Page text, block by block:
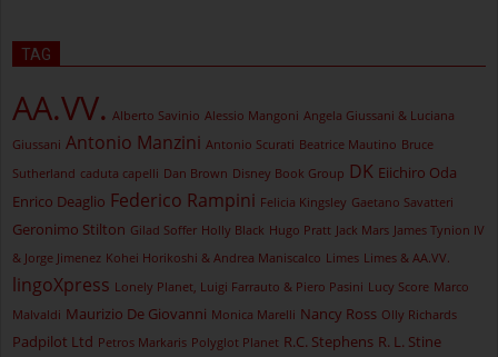
TAG
AA.VV. Alberto Savinio Alessio Mangoni Angela Giussani & Luciana
Giussani Antonio Manzini Antonio Scurati Beatrice Mautino Bruce
Sutherland caduta capelli Dan Brown Disney Book Group DK Eiichiro Oda
Enrico Deaglio Federico Rampini Felicia Kingsley Gaetano Savatteri
Geronimo Stilton Gilad Soffer Holly Black Hugo Pratt Jack Mars James Tynion IV
& Jorge Jimenez Kohei Horikoshi & Andrea Maniscalco Limes Limes & AA.VV.
lingoXpress Lonely Planet, Luigi Farrauto & Piero Pasini Lucy Score Marco
Malvaldi Maurizio De Giovanni Monica Marelli Nancy Ross Olly Richards
Padpilot Ltd Petros Markaris Polyglot Planet R.C. Stephens R. L. Stine